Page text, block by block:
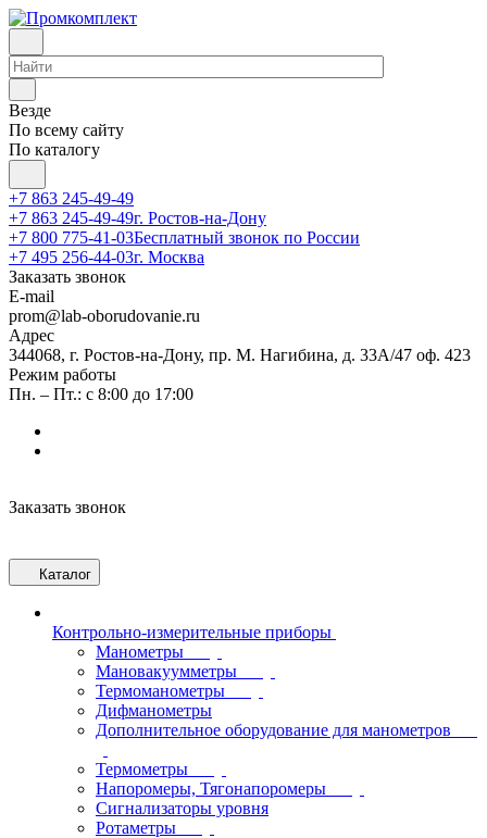
Везде
По всему сайту
По каталогу
+7 863 245-49-49
+7 863 245-49-49г. Ростов-на-Дону
+7 800 775-41-03Бесплатный звонок по России
+7 495 256-44-03г. Москва
Заказать звонок
E-mail
prom@lab-oborudovanie.ru
Адрес
344068, г. Ростов-на-Дону, пр. М. Нагибина, д. 33А/47 оф. 423
Режим работы
Пн. – Пт.: с 8:00 до 17:00
Заказать звонок
Каталог
Контрольно-измерительные приборы
Манометры
Мановакуумметры
Термоманометры
Дифманометры
Дополнительное оборудование для манометров
Термометры
Напоромеры, Тягонапоромеры
Сигнализаторы уровня
Ротаметры